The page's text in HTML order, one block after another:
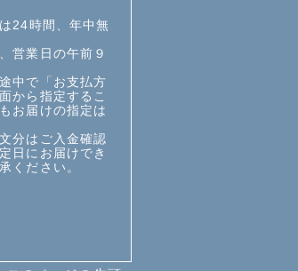
24時間、年中無
営業日の午前９
中で「お支払方
から指定するこ
お届けの指定は
分はご入金確認
日にお届けでき
ください。